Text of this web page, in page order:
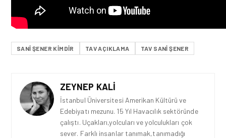
SANI ŞENER KIMDIR TAV AÇIKLAMA TAV SANI ŞENER
ZEYNEP KALI
İstanbul Üniversitesi Amerikan Kültürü ve
Edebiyatı mezunu. 15 Yıl Havacılık sektöründe
çalıştı. Uçakları,yolcuları ve yolculukları çok
sever. Farklı insanlar tanımak,tanımadığı